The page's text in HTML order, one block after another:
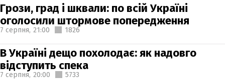
Грози, град і шквали: по всій Україні
оголосили штормове попередження
7 серпня, 21:00 1826
В Україні дещо похолодає: як надовго
відступить спека
7 серпня, 20:00 5733